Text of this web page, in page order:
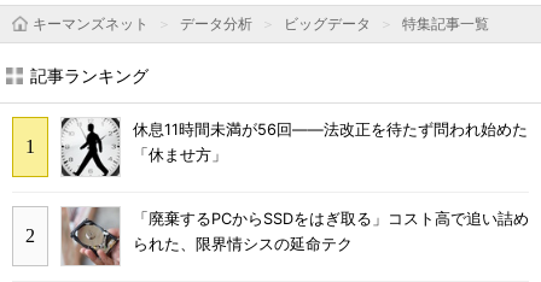
キーマンズネット データ分析 ビッグデータ 特集記事一覧
記事ランキング
休息11時間未満が56回――法改正を待たず問われ始めた
「休ませ方」
「廃棄するPCからSSDをはぎ取る」コスト高で追い詰め
られた、限界情シスの延命テク